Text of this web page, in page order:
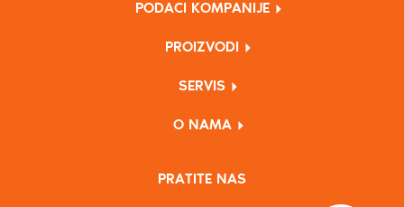
PODACI KOMPANIJE
PROIZVODI
SERVIS
O NAMA
PRATITE NAS